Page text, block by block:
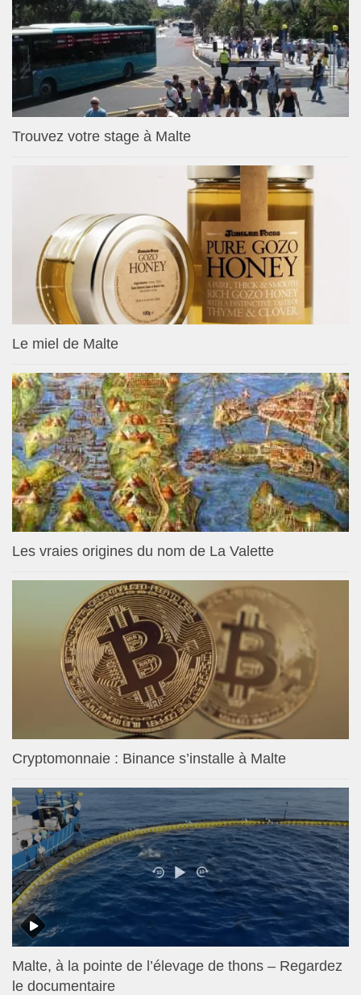
Trouvez votre stage à Malte
Le miel de Malte
Les vraies origines du nom de La Valette
Cryptomonnaie : Binance s’installe à Malte
Malte, à la pointe de l’élevage de thons – Regardez
le documentaire